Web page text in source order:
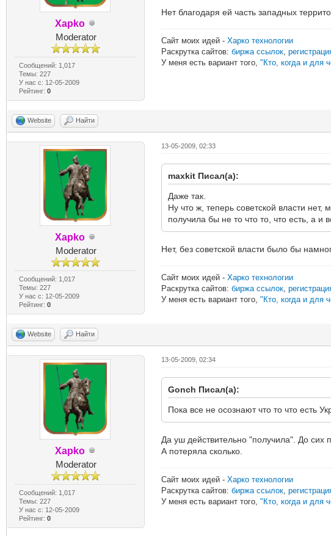
Xapko
Moderator
Сообщений: 1,017
Темы: 227
У нас с: 12-05-2009
Рейтинг:0
Нет благодаря ей часть западных
Сайт моих идей - Харко технологии
Раскрутка сайтов: биржа ссылок,
У меня есть вариант того, "Кто, когда и для
Website Найти
Xapko
Moderator
Сообщений: 1,017
Темы: 227
У нас с: 12-05-2009
Рейтинг:0
13-05-2009, 02:33
maxkit Писал(а):
Даже так.
Ну что ж, теперь советской власти
получила бы не то что то, что есть, а
Нет, без советской власти было бы
Сайт моих идей - Харко технологии
Раскрутка сайтов: биржа ссылок,
У меня есть вариант того, "Кто, когда и для
Website Найти
Xapko
Moderator
Сообщений: 1,017
Темы: 227
У нас с: 12-05-2009
Рейтинг:0
13-05-2009, 02:34
Gonch Писал(а):
Пока все не осознают что то что есть
Да уш действительно "получила". До сих
А потеряла сколько.
Сайт моих идей - Харко технологии
Раскрутка сайтов: биржа ссылок,
У меня есть вариант того, "Кто, когда и для